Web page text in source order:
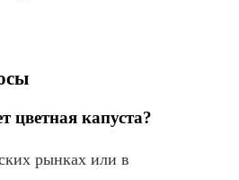
цветная капуста?
рынках или в